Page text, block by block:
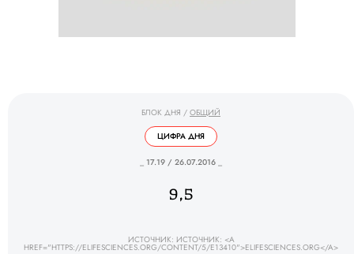
БЛОК ДНЯ / ОБЩИЙ
ЦИФРА ДНЯ
_ 17.19 / 26.07.2016 _
9,5
ИСТОЧНИК: ИСТОЧНИК: <A
HREF="HTTPS://ELIFESCIENCES.ORG/CONTENT/5/E13410">ELIFESCIENCES.ORG</A>